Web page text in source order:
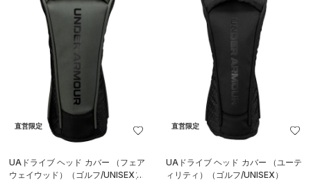
直営限定
UAドライブ ヘッド カバー （フェア
ウェイウッド）（ゴルフ/UNISEX）
直営限定
UAドライブ ヘッド カバー （ユーテ
ィリティ）（ゴルフ/UNISEX）